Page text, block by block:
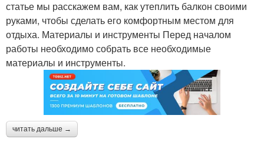
статье мы расскажем вам, как утеплить балкон своими
руками, чтобы сделать его комфортным местом для
отдыха. Материалы и инструменты Перед началом
работы необходимо собрать все необходимые
материалы и инструменты.
читать дальше →